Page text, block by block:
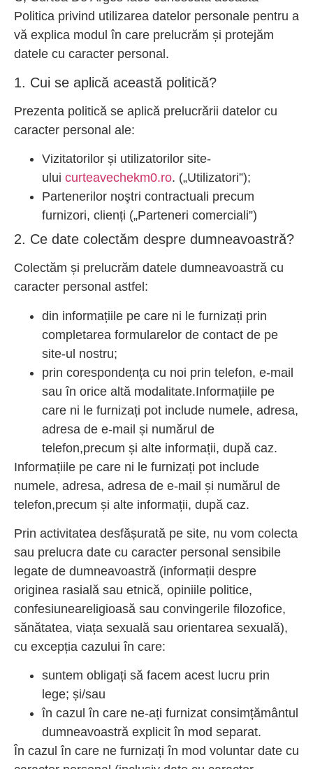
Politica privind utilizarea datelor personale pentru a
vă explica modul în care prelucrăm și protejăm
datele cu caracter personal.
1. Cui se aplică această politică?
Prezenta politică se aplică prelucrării datelor cu
caracter personal ale:
Vizitatorilor și utilizatorilor site-
ului curteavechekm0.ro. („Utilizatori”);
Partenerilor noştri contractuali precum
furnizori, clienți („Parteneri comerciali”)
2. Ce date colectăm despre dumneavoastră?
Colectăm și prelucrăm datele dumneavoastră cu
caracter personal astfel:
din informațiile pe care ni le furnizați prin
completarea formularelor de contact de pe
site-ul nostru;
prin corespondența cu noi prin telefon, e-mail
sau în orice altă modalitate.Informațiile pe
care ni le furnizați pot include numele, adresa,
adresa de e-mail și numărul de
telefon,precum și alte informații, după caz.
Informațiile pe care ni le furnizați pot include
numele, adresa, adresa de e-mail și numărul de
telefon,precum și alte informații, după caz.
Prin activitatea desfășurată pe site, nu vom colecta
sau prelucra date cu caracter personal sensibile
legate de dumneavoastră (informații despre
originea rasială sau etnică, opiniile politice,
confesiuneareligioasă sau convingerile filozofice,
sănătatea, viața sexuală sau orientarea sexuală),
cu excepția cazului în care:
suntem obligați să facem acest lucru prin
lege; și/sau
în cazul în care ne-ați furnizat consimțământul
dumneavoastră explicit în mod separat.
În cazul în care ne furnizați în mod voluntar date cu